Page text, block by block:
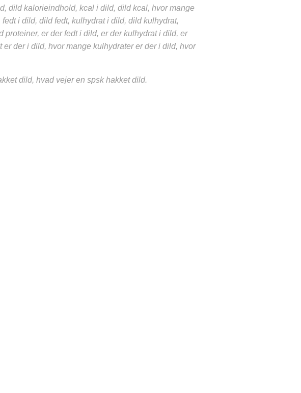
dild kalorieindhold, kcal i dild, dild kcal, hvor mange
i dild, dild fedt, kulhydrat i dild, dild kulhydrat,
er der fedt i dild, er der kulhydrat i dild, er
der i dild, hvor mange kulhydrater er der i dild, hvor
dild, hvad vejer en spsk hakket dild.